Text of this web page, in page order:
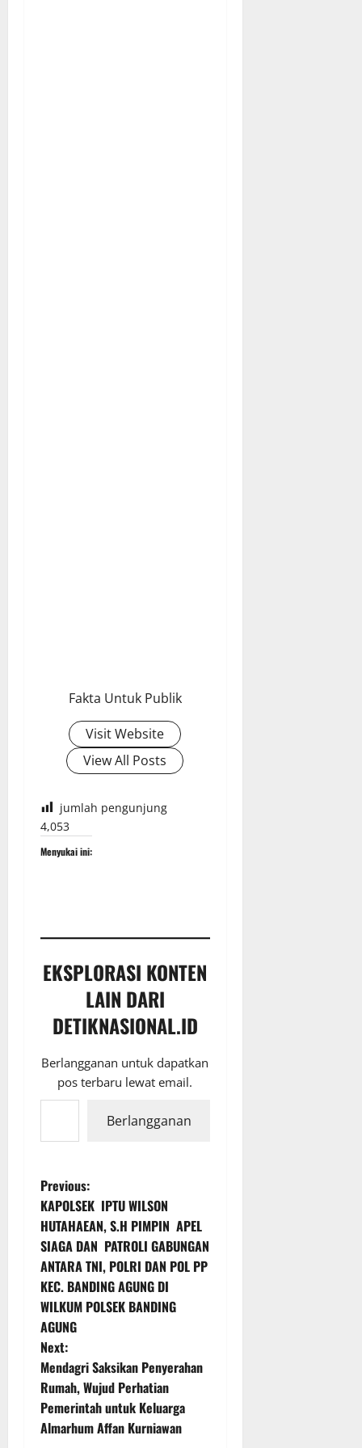
Fakta Untuk Publik
Visit Website
View All Posts
jumlah pengunjung
4,053
Menyukai ini:
EKSPLORASI KONTEN
LAIN DARI
DETIKNASIONAL.ID
Berlangganan untuk dapatkan
pos terbaru lewat email.
Ketikkan email Anda...
Berlangganan
P
o
s
t
n
a
v
i
Previous:
KAPOLSEK IPTU WILSON
HUTAHAEAN, S.H PIMPIN APEL
SIAGA DAN PATROLI GABUNGAN
ANTARA TNI, POLRI DAN POL PP
KEC. BANDING AGUNG DI
WILKUM POLSEK BANDING
AGUNG
Next:
Mendagri Saksikan Penyerahan
Rumah, Wujud Perhatian
Pemerintah untuk Keluarga
Almarhum Affan Kurniawan